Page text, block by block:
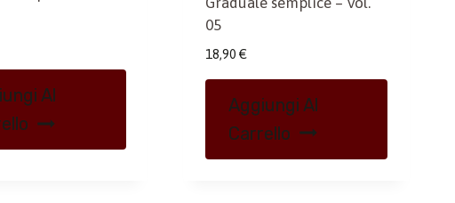
Al
05
18,90 €
Aggiungi Al
Carrello